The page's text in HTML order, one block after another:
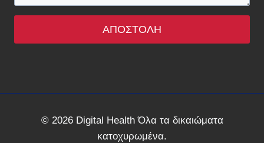
ΑΠΟΣΤΟΛΉ
© 2026 Digital Health Όλα τα δικαιώματα
κατοχυρωμένα.